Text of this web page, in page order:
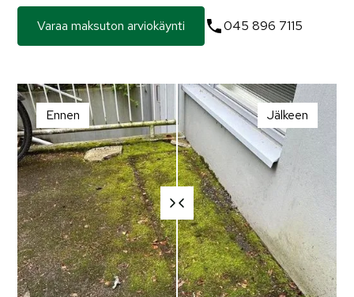
Varaa maksuton arviokäynti 045 896 7115
Ennen Jälkeen